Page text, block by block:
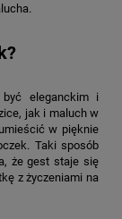
eleganckim i
jak i maluch w
w pięknie
Taki sposób
że gest staje się
z życzeniami na